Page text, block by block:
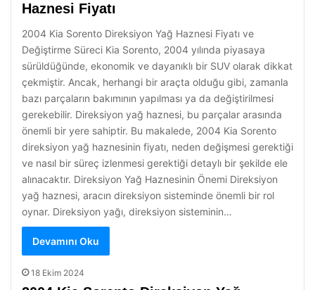
Haznesi Fiyatı
2004 Kia Sorento Direksiyon Yağ Haznesi Fiyatı ve
Değiştirme Süreci Kia Sorento, 2004 yılında piyasaya
sürüldüğünde, ekonomik ve dayanıklı bir SUV olarak dikkat
çekmiştir. Ancak, herhangi bir araçta olduğu gibi, zamanla
bazı parçaların bakımının yapılması ya da değiştirilmesi
gerekebilir. Direksiyon yağ haznesi, bu parçalar arasında
önemli bir yere sahiptir. Bu makalede, 2004 Kia Sorento
direksiyon yağ haznesinin fiyatı, neden değişmesi gerektiği
ve nasıl bir süreç izlenmesi gerektiği detaylı bir şekilde ele
alınacaktır. Direksiyon Yağ Haznesinin Önemi Direksiyon
yağ haznesi, aracın direksiyon sisteminde önemli bir rol
oynar. Direksiyon yağı, direksiyon sisteminin…
Devamını Oku
18 Ekim 2024